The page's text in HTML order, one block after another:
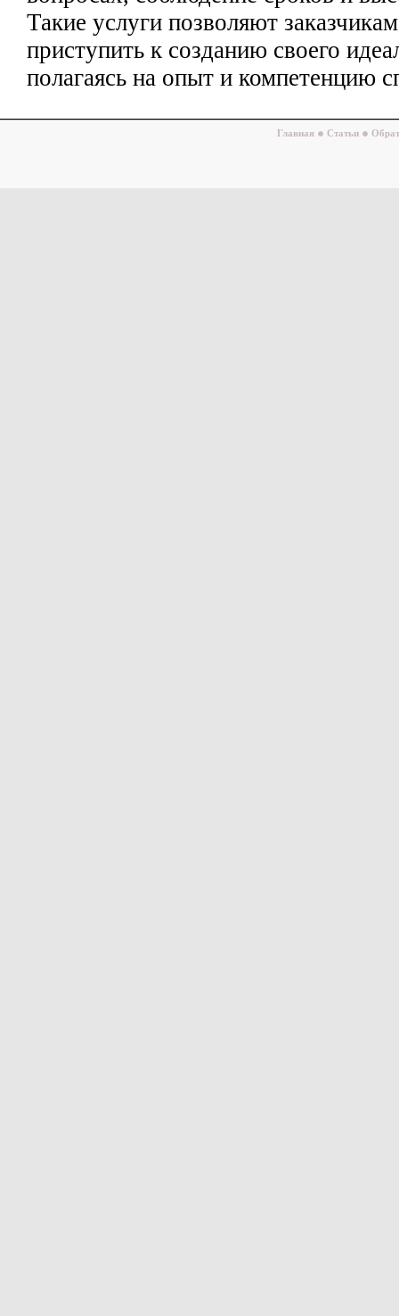
Такие услуги позволяют
приступить к созданию своего
полагаясь на опыт и компетенцию
Главная Статьи